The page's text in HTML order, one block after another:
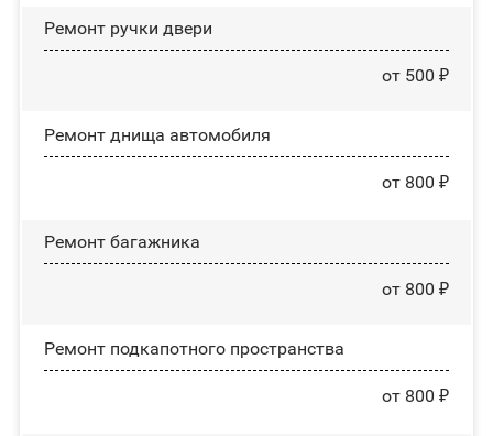
Ремонт ручки двери
от 500 ₽
Ремонт днища автомобиля
от 800 ₽
Ремонт багажника
от 800 ₽
Ремонт подкапотного пространства
от 800 ₽